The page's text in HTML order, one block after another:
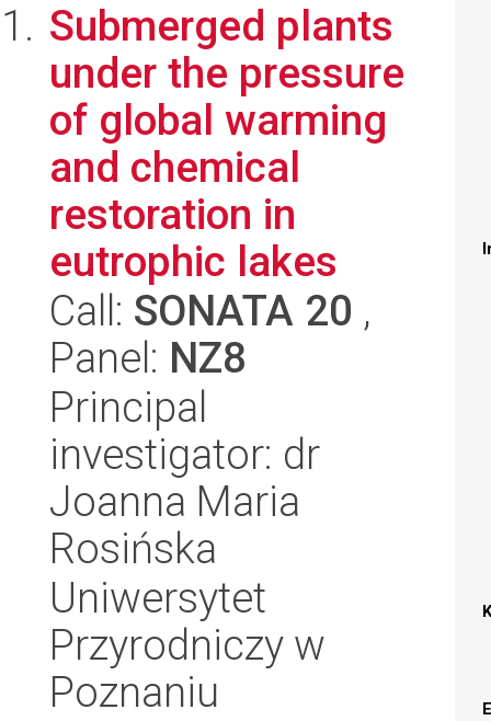
Submerged plants
under the pressure
of global warming
and chemical
restoration in
eutrophic lakes
Call: SONATA 20 ,
Panel: NZ8
Principal
investigator: dr
Joanna Maria
Rosińska
Uniwersytet
Przyrodniczy w
Poznaniu